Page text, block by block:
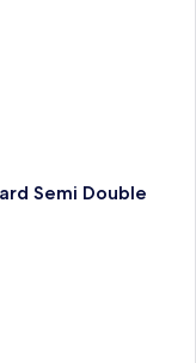
Semi Double